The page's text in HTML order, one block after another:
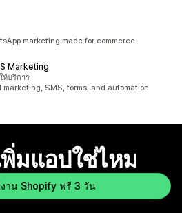
marketing made for commerce
Marketing
ห้บริการ
SMS, forms, and automation
พิ่มแอปใช่ไหม
าน Shopify ฟรี 3 วัน